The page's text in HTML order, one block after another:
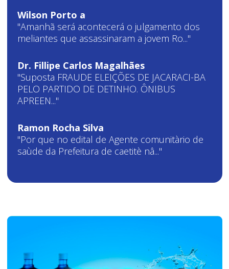
Wilson Porto a
"Amanhã será acontecerá o julgamento dos
meliantes que assassinaram a jovem Ro..."
Dr. Fillipe Carlos Magalhães
"Suposta FRAUDE ELEIÇÕES DE JACARACI-BA
PELO PARTIDO DE DETINHO. ÔNIBUS
APREEN..."
Ramon Rocha Silva
"Por que no edital de Agente comunitàrio de
saùde da Prefeitura de caetitè nâ..."